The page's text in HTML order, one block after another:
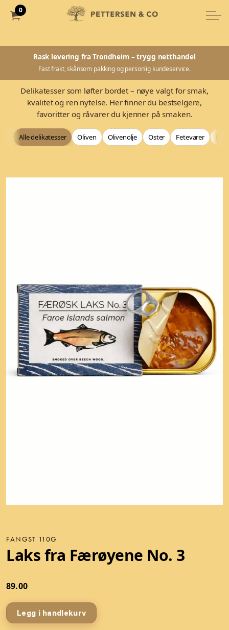
0
Rask levering fra Trondheim – trygg netthandel
Fast frakt, skånsom pakking og personlig kundeservice.
Delikatesser som løfter bordet – nøye valgt for smak,
kvalitet og ren nytelse. Her finner du bestselgere,
favoritter og råvarer du kjenner på smaken.
Alle delikatesser Oliven Olivenolje Oster Fetevarer
FANGST 110G
Laks fra Færøyene No. 3
89.00
Legg i handlekurv